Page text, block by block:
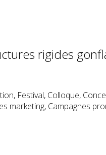
rigides
Festival, Colloque,
marketing, Campagnes